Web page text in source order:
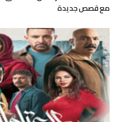
مع قصص جديدة